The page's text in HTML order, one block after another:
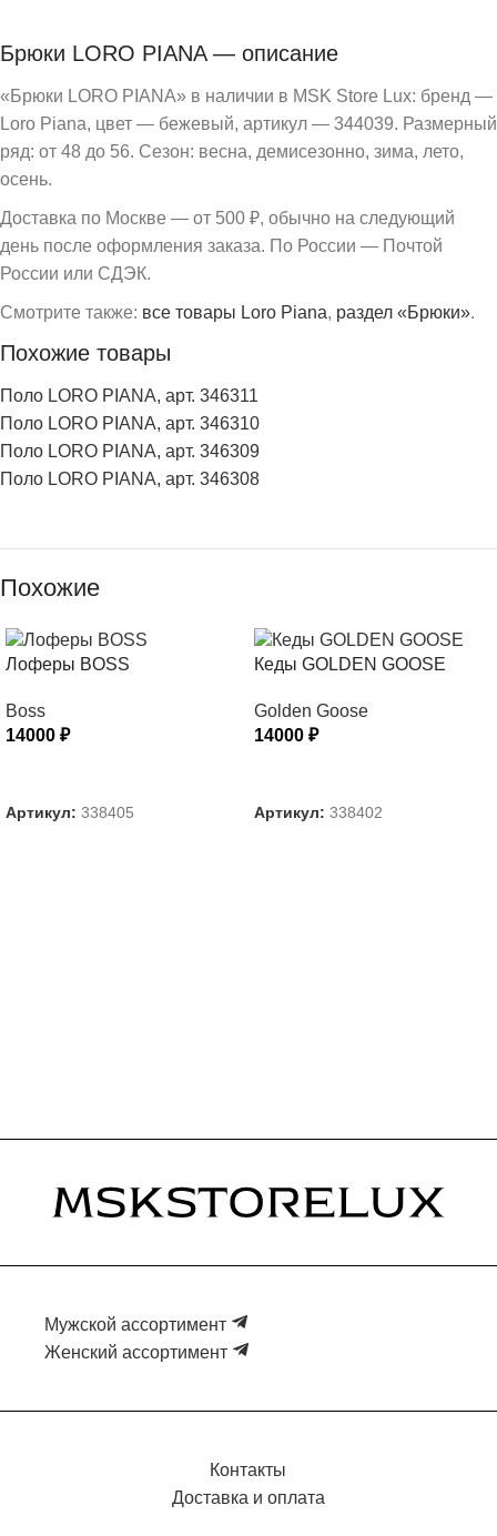
Брюки LORO PIANA — описание
«Брюки LORO PIANA» в наличии в MSK Store Lux: бренд —
Loro Piana, цвет — бежевый, артикул — 344039. Размерный
ряд: от 48 до 56. Сезон: весна, демисезонно, зима, лето,
осень.
Доставка по Москве — от 500 ₽, обычно на следующий
день после оформления заказа. По России — Почтой
России или СДЭК.
Смотрите также: все товары Loro Piana, раздел «Брюки».
Похожие товары
Поло LORO PIANA, арт. 346311
Поло LORO PIANA, арт. 346310
Поло LORO PIANA, арт. 346309
Поло LORO PIANA, арт. 346308
Похожие
Лоферы BOSS
Boss
14000 ₽
Артикул: 338405
Кеды GOLDEN GOOSE
Golden Goose
14000 ₽
Артикул: 338402
Мужской ассортимент
Женский ассортимент
Контакты
Доставка и оплата